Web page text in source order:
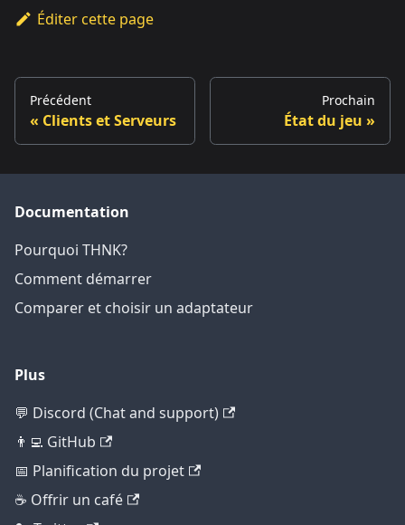
Éditer cette page
Précédent
Clients et Serveurs
Prochain
État du jeu
Documentation
Pourquoi THNK?
Comment démarrer
Comparer et choisir un adaptateur
Plus
💬 Discord (Chat and support)
👨‍💻 GitHub
📅 Planification du projet
☕ Offrir un café